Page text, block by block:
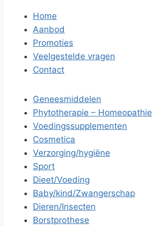
Home
Aanbod
Promoties
Veelgestelde vragen
Contact
Geneesmiddelen
Phytotherapie – Homeopathie
Voedingssupplementen
Cosmetica
Verzorging/hygiëne
Sport
Dieet/Voeding
Baby/kind/Zwangerschap
Dieren/Insecten
Borstprothese